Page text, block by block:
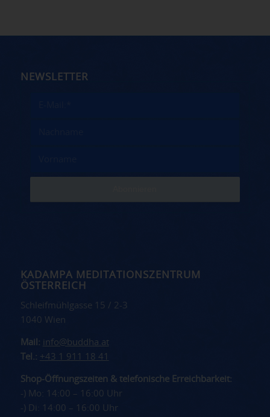
NEWSLETTER
KADAMPA MEDITATIONSZENTRUM
ÖSTERREICH
Schleifmühlgasse 15 / 2-3
1040 Wien
Mail: info@buddha.at
Tel.: +43 1 911 18 41
Shop-Öffnungszeiten & telefonische Erreichbarkeit:
-) Mo: 14:00 – 16:00 Uhr
-) Di: 14:00 – 16:00 Uhr